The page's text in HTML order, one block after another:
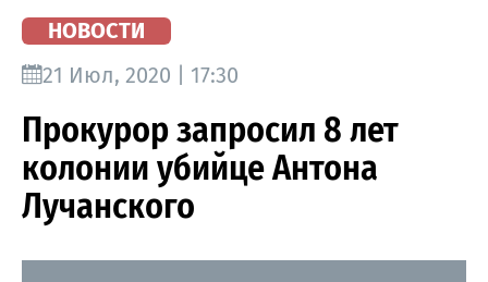
НОВОСТИ
21 Июл, 2020 | 17:30
Прокурор запросил 8 лет
колонии убийце Антона
Лучанского